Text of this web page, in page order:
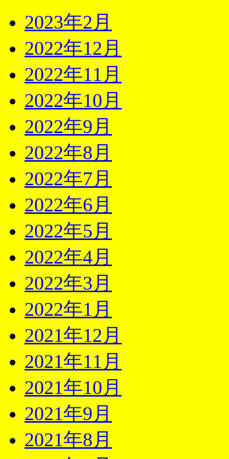
2023年2月
2022年12月
2022年11月
2022年10月
2022年9月
2022年8月
2022年7月
2022年6月
2022年5月
2022年4月
2022年3月
2022年1月
2021年12月
2021年11月
2021年10月
2021年9月
2021年8月